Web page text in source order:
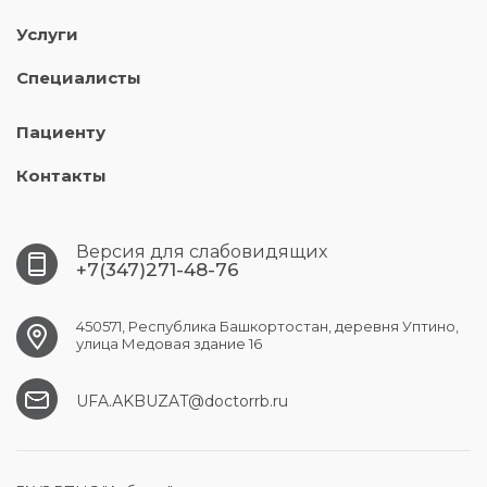
Услуги
Специалисты
Пациенту
Контакты
Версия для слабовидящих
+7(347)271-48-76
450571, Республика Башкортостан, деревня Уптино,
улица Медовая здание 16
UFA.АKBUZAT@doctorrb.ru